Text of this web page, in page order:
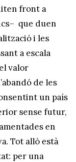
front a
que duen
i les
a escala
valor
de les
un país
sense futur,
en
Tot allò està
per una